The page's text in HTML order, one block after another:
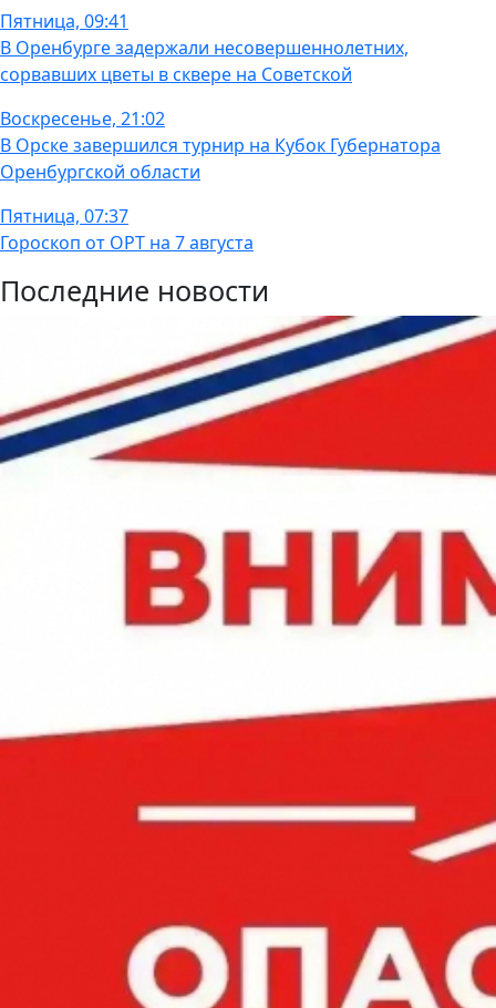
Пятница, 09:41
В Оренбурге задержали несовершеннолетних,
сорвавших цветы в сквере на Советской
Воскресенье, 21:02
В Орске завершился турнир на Кубок Губернатора
Оренбургской области
Пятница, 07:37
Гороскоп от ОРТ на 7 августа
Последние новости